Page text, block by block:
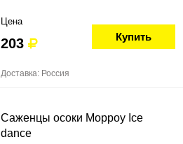
Цена
203 Купить
Доставка: Россия
Саженцы осоки Морроу Ice
dance